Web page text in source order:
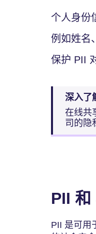
个人身份
例如姓名
保护 PII
深入了
在线共
司的隐
PII 和
PII 是可用